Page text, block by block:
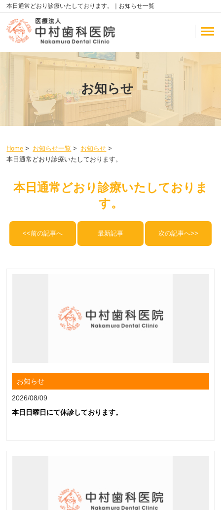
本日通常どおり診療いたしております。｜お知らせ一覧
お知らせ
Home > お知らせ一覧 > お知らせ >
本日通常どおり診療いたしております。
本日通常どおり診療いたしておりま
す。
<<前の記事へ 最新記事 次の記事へ>>
お知らせ
2026/08/09
本日日曜日にて休診しております。